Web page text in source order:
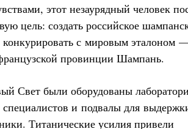
этот незаурядный человек
цель: создать российское
конкурировать с мировым эталоном
провинции Шампань.
Свет были оборудованы
и подвалы для
Титанические усилия привели